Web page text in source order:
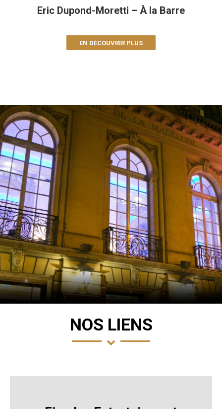
Eric Dupond-Moretti – À la Barre
EN DÉCOUVRIR PLUS
NOS LIENS